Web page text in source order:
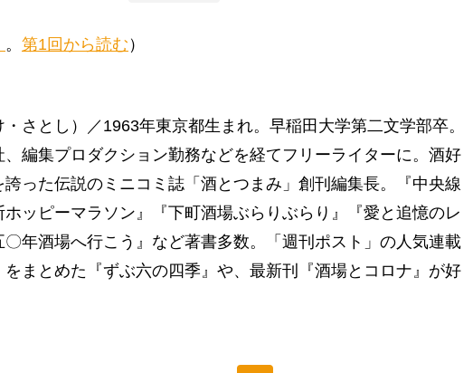
。 第1回から読む ）
さとし）／1963年東京都生まれ。早稲田大学第二文学部卒。
、編集プロダクション勤務などを経てフリーライターに。酒好
誇った伝説のミニコミ誌「酒とつまみ」創刊編集長。『中央線
ッピーマラソン』『下町酒場ぶらりぶらり』『愛と追憶のレ
年酒場へ行こう』など著書多数。「週刊ポスト」の人気連載
をまとめた『ずぶ六の四季』や、最新刊『酒場とコロナ』が好